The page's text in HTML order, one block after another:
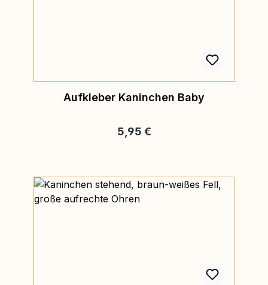
Aufkleber Kaninchen Baby
Regulärer Preis:
5,95 €